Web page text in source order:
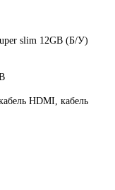
slim 12GB (Б/У)
HDMI, кабель